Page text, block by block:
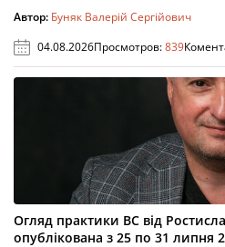
Автор: Буняк Валерій Сергійович
04.08.2026Просмотров:839
Огляд практики ВС від
опублікована з 25 по 31 липня